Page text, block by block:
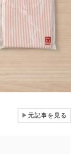
▶元記事を見る